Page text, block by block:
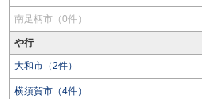
南足柄市（0件）
や行
大和市（2件）
横須賀市（4件）